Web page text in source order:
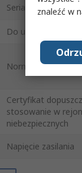
Seria
Do użytku z
Normy/
Certyfikat
stosowanie w
niebezpiecznych
Napięcie zasilania
znaleźć w